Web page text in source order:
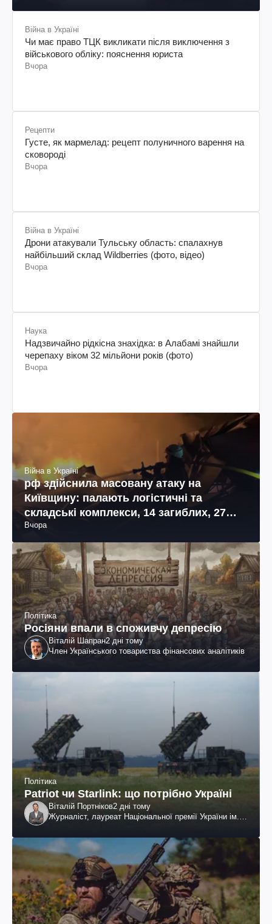
Війна в Україні
Чи має право ТЦК викликати після виключення з
військового обліку: пояснення юриста
Вчора
Рецепти
Густе, як мармелад: рецепт полуничного варення на
сковороді
Вчора
Війна в Україні
Дрони атакували Тульську область: спалахнув
найбільший склад Wildberries (фото, відео)
Вчора
Наука
Надзвичайно рідкісна знахідка: в Алабамі знайшли
черепаху віком 32 мільйони років (фото)
Вчора
Війна в Україні
рф здійснила масовану атаку на
Київщину: палають логістичні та
складські комплекси, 14 загиблих, 27
поранених (фото, відео)
Вчора
Політика
Росіяни впали в споживчу депресію
Віталій Шапран2 дні тому
Член Українського товариства фінансових аналітиків
Політика
Patriot чи Starlink: що потрібно Україні
Віталій Портніков2 дні тому
Журналіст, лауреат Національної премії України ім.